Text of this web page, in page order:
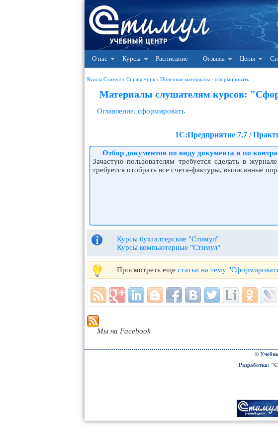
О нас Курсы Расписание Отзывы Цены
Курсы Стимул › Справочник › Полезные материалы › сформировать
Материалы слушателям курсов:
Оглавление: сформировать
1С:Предприятие 7.7 /
Отбор документов по виду документа и по
Зачастую пользователям требуется сделать в
требуется отобрать все счета-фактуры, выписанные
Курсы бухгалтерские "Стимул"
Курсы компьютерные "Стимул"
Просмотреть еще статьи на тему
Мы на Facebook
©
Разработка: